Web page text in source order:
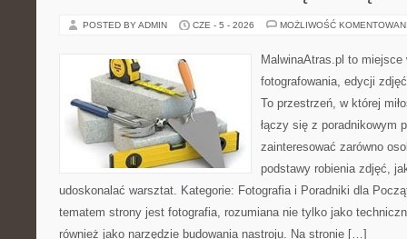
POSTED BY ADMIN CZE - 5 - 2026 MOŻLIWOŚĆ
MalwinaAtras.pl to
fotografowania, edycji
To przestrzeń, w której
łączy się z poradnikowym
zainteresować zarówno
podstawy robienia zdjęć,
udoskonalać warsztat. Kategorie: Fotografia i Poradniki dla
tematem strony jest fotografia, rozumiana nie tylko jako
również jako narzędzie budowania nastroju. Na stronie […]